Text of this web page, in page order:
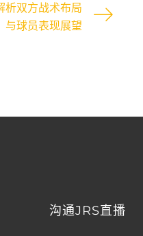
析双方战术布局
与球员表现展望
沟通JRS直播